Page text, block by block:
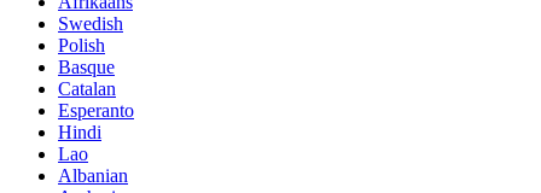
Swedish
Polish
Basque
Catalan
Esperanto
Hindi
Lao
Albanian